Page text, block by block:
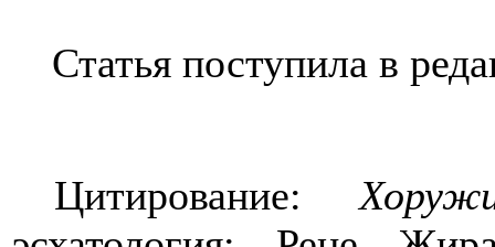
Статья поступила в
Цитирование: